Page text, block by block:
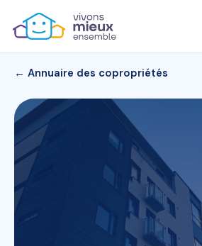
← Annuaire des copropriétés